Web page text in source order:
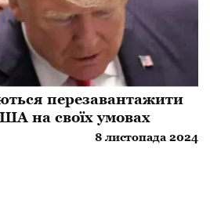
перезавантажити
на своїх умовах
8 листопада 2024